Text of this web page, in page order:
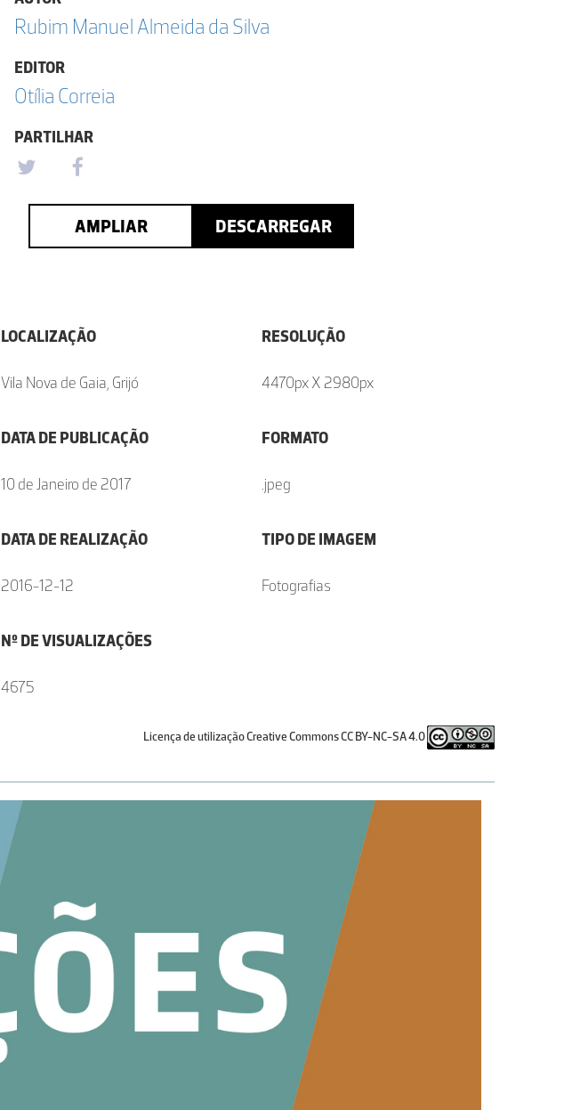
Rubim Manuel Almeida da Silva
EDITOR
Otília Correia
PARTILHAR
AMPLIAR DESCARREGAR
LOCALIZAÇÃO
Vila Nova de Gaia, Grijó
DATA DE PUBLICAÇÃO
10 de Janeiro de 2017
DATA DE REALIZAÇÃO
2016-12-12
Nº DE VISUALIZAÇÕES
4675
RESOLUÇÃO
4470px X 2980px
FORMATO
.jpeg
TIPO DE IMAGEM
Fotografias
Licença de utilização Creative Commons CC BY-NC-SA 4.0